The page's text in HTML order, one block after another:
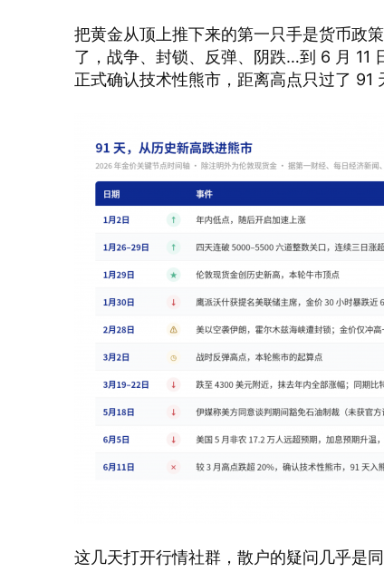
把黄金从顶上推下来的第一只手是货币政
了，战争、封锁、反弹、阴跌…到 6 月 11
正式确认技术性熊市，距离高点只过了 91
这几天打开行情社群，散户的疑问几乎是